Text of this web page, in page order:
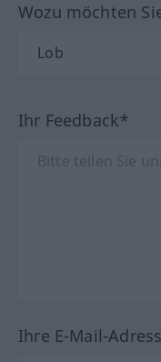
Wozu möchten
Ihr Feedback*
Ihre E-Mail-